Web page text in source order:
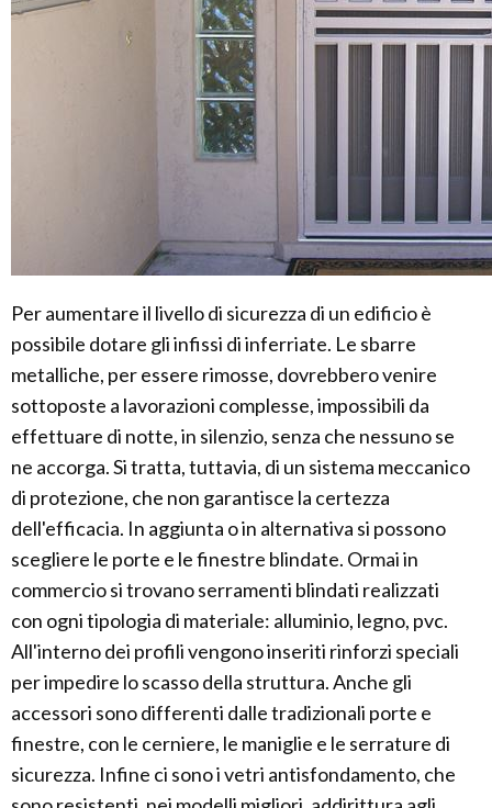
Per aumentare il livello di sicurezza di un edificio è
possibile dotare gli infissi di inferriate. Le sbarre
metalliche, per essere rimosse, dovrebbero venire
sottoposte a lavorazioni complesse, impossibili da
effettuare di notte, in silenzio, senza che nessuno se
ne accorga. Si tratta, tuttavia, di un sistema meccanico
di protezione, che non garantisce la certezza
dell'efficacia. In aggiunta o in alternativa si possono
scegliere le porte e le finestre blindate. Ormai in
commercio si trovano serramenti blindati realizzati
con ogni tipologia di materiale: alluminio, legno, pvc.
All'interno dei profili vengono inseriti rinforzi speciali
per impedire lo scasso della struttura. Anche gli
accessori sono differenti dalle tradizionali porte e
finestre, con le cerniere, le maniglie e le serrature di
sicurezza. Infine ci sono i vetri antisfondamento, che